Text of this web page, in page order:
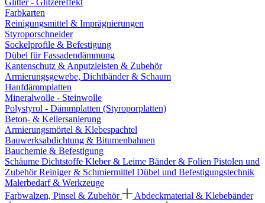
Glitter - Glitzereffekt
Farbkarten
Reinigungsmittel & Imprägnierungen
Styroporschneider
Sockelprofile & Befestigung
Dübel für Fassadendämmung
Kantenschutz & Anputzleisten & Zubehör
Armierungsgewebe, Dichtbänder & Schaum
Hanfdämmplatten
Mineralwolle - Steinwolle
Polystyrol - Dämmplatten (Styroporplatten)
Beton- & Kellersanierung
Armierungsmörtel & Klebespachtel
Bauwerksabdichtung & Bitumenbahnen
Bauchemie & Befestigung
Schäume Dichtstoffe Kleber & Leime Bänder & Folien Pistolen und
ZubehörReiniger & Schmiermittel Dübel und Befestigungstechnik
Malerbedarf & Werkzeuge
Farbwalzen, Pinsel & Zubehör
Abdeckmaterial & Klebebänder